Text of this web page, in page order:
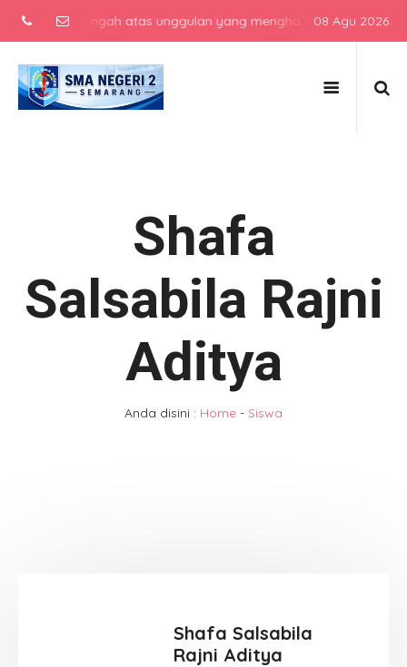
menengah atas unggulan yang menghasilkan lulusan
08 Agu 2026
Shafa
Salsabila Rajni
Aditya
Anda disini : Home - Siswa
Shafa Salsabila
Rajni Aditya